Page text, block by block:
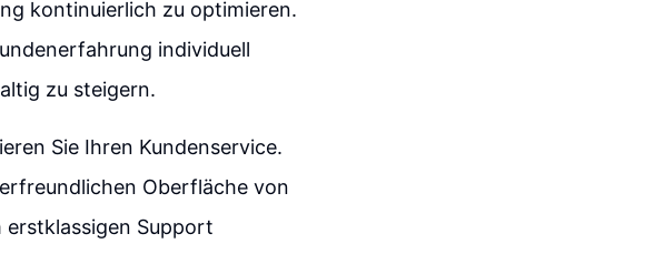
kontinuierlich zu optimieren.
individuell
zu steigern.
Sie Ihren Kundenservice.
Oberfläche von
erstklassigen Support